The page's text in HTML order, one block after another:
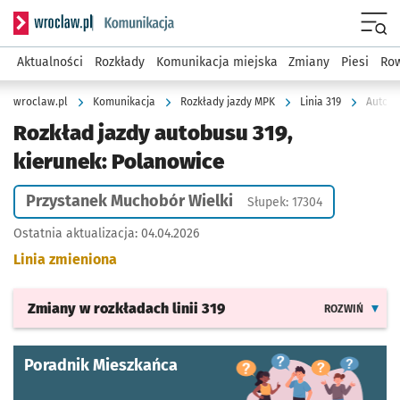
Serwis informacyjny wroclaw.pl podserwis: Komunikacja
Aktualności Rozkłady Komunikacja miejska Zmiany Piesi
wroclaw.pl Komunikacja Rozkłady jazdy MPK Linia 319
Rozkład jazdy autobusu 319,
kierunek: Polanowice
Przystanek Muchobór Wielki Słupek: 17304
Ostatnia aktualizacja: 04.04.2026
Linia zmieniona
Zmiany w rozkładach linii 319 ROZWIŃ
Poradnik Mieszkańca